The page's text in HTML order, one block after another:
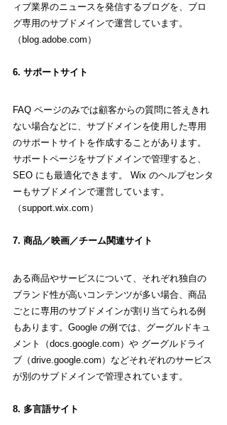
ィブ業界のニュースを発信するブログを、ブロ
グ専用のサブドメインで運営しています。
（blog.adobe.com）
6. サポートサイト
FAQ ページのみでは顧客からの質問に答えきれ
ない場合などに、サブドメインを使用した専用
のサポートサイトを作成することがあります。
サポートページをサブドメインで管理すると、
SEO にも最適化できます。 Wix のヘルプセンタ
ーもサブドメインで運営しています。
（support.wix.com）
7. 商品／映画／チーム関連サイト
ある商品やサービスについて、それぞれ独自の
ブランド性が高いコンテンツが多い場合、商品
ごとに専用のサブドメインが割り当てられる例
もあります。Google の例では、グーグルドキュ
メント（docs.google.com）や グーグルドライ
ブ（drive.google.com）などそれぞれのサービス
が別のサブドメインで管理されています。
8. 多言語サイト